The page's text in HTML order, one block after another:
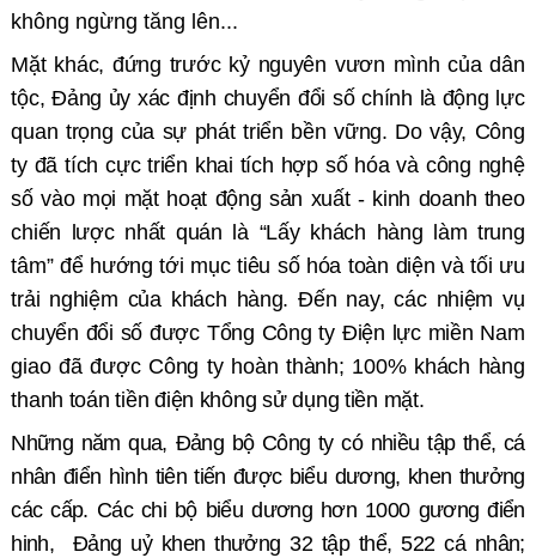
không ngừng tăng lên...
Mặt khác, đứng trước kỷ nguyên vươn mình của dân
tộc, Đảng ủy xác định chuyển đổi số chính là động lực
quan trọng của sự phát triển bền vững. Do vậy, Công
ty đã tích cực triển khai tích hợp số hóa và công nghệ
số vào mọi mặt hoạt động sản xuất - kinh doanh theo
chiến lược nhất quán là “Lấy khách hàng làm trung
tâm” để hướng tới mục tiêu số hóa toàn diện và tối ưu
trải nghiệm của khách hàng.Đến nay, các nhiệm vụ
chuyển đổi số được Tổng Công ty Điện lực miền Nam
giao đã được Công ty hoàn thành; 100% khách hàng
thanh toán tiền điện không sử dụng tiền mặt.
Những năm qua, Đảng bộ Công ty có nhiều tập thể, cá
nhân điển hình tiêntiến được biểu dương, khen thưởng
các cấp. Các chi bộ biểu dương hơn 1000 gương điển
hinh,
Đảng uỷ khen thưởng 32 tập thể, 522 cá nhân;